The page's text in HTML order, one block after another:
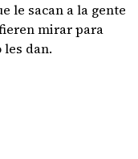
le sacan a la gente
mirar para
dan.